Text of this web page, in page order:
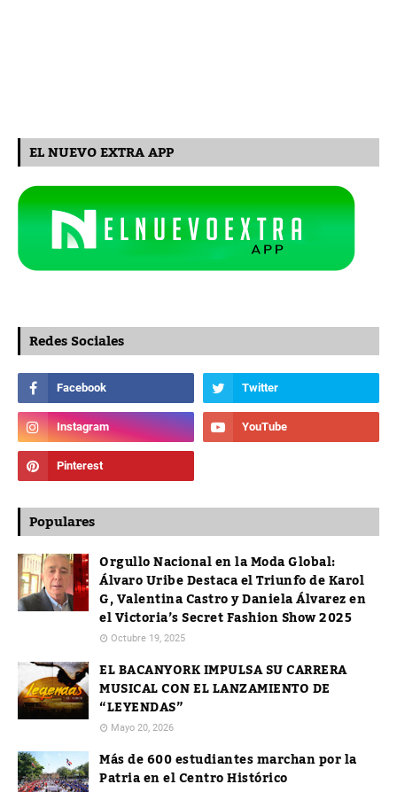
EL NUEVO EXTRA APP
Redes Sociales
Populares
Orgullo Nacional en la Moda Global:
Álvaro Uribe Destaca el Triunfo de Karol
G, Valentina Castro y Daniela Álvarez en
el Victoria’s Secret Fashion Show 2025
Octubre 19, 2025
EL BACANYORK IMPULSA SU CARRERA
MUSICAL CON EL LANZAMIENTO DE
“LEYENDAS”
Mayo 20, 2026
Más de 600 estudiantes marchan por la
Patria en el Centro Histórico